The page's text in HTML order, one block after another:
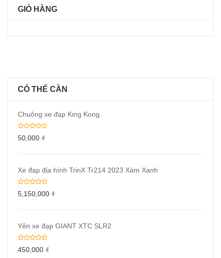
GIỎ HÀNG
CÓ THỂ CẦN
Chuông xe đạp King Kong
50,000 ₫
Xe đạp địa hình TrinX Tr214 2023 Xám Xanh
5,150,000 ₫
Yên xe đạp GIANT XTC SLR2
450,000 ₫